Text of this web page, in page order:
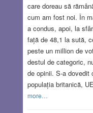
care doreau să
cum am fost noi. În
a condus, apoi, la
față de 48,1 la sută,
peste un million de
destul de categoric,
de opinii. S-a dovedit
populația britanică,
more…